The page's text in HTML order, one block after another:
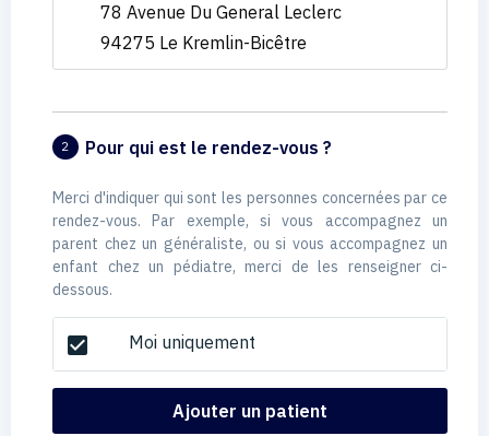
78 Avenue Du General Leclerc
94275 Le Kremlin-Bicêtre
2 Pour qui est le rendez-vous ?
Merci d'indiquer qui sont les personnes concernées par ce
rendez-vous. Par exemple, si vous accompagnez un
parent chez un généraliste, ou si vous accompagnez un
enfant chez un pédiatre, merci de les renseigner ci-
dessous.
check_box Moi uniquement
Ajouter un patient